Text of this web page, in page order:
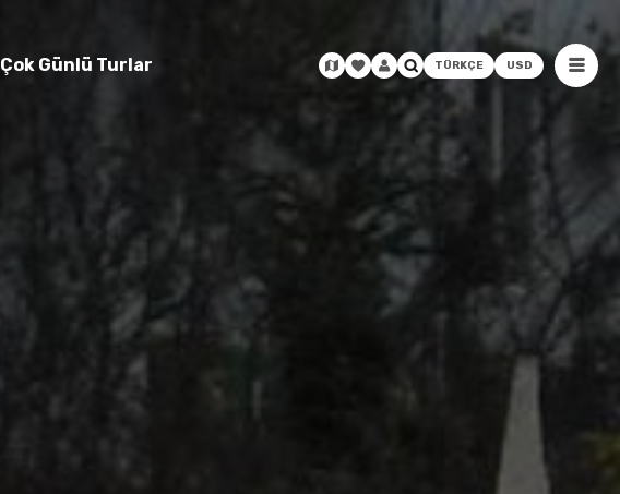
Çok Günlü Turlar TÜRKÇE USD